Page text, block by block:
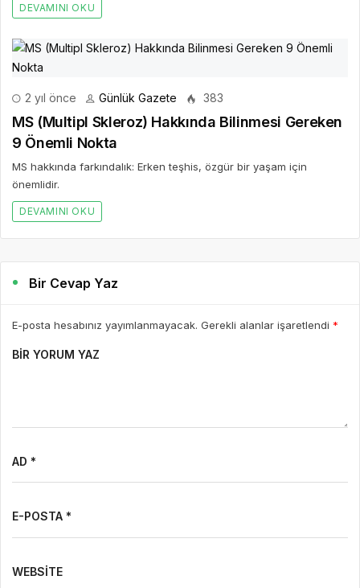
DEVAMINI OKU
2 yıl önce Günlük Gazete 383
MS (Multipl Skleroz) Hakkında Bilinmesi Gereken
9 Önemli Nokta
MS hakkında farkındalık: Erken teşhis, özgür bir yaşam için
önemlidir.
DEVAMINI OKU
Bir Cevap Yaz
E-posta hesabınız yayımlanmayacak. Gerekli alanlar işaretlendi *
BIR YORUM YAZ
AD *
E-POSTA *
WEBSITE